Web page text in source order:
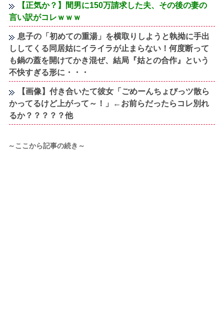
【正気か？】間男に150万請求した夫、その後の妻の
言い訳がコレｗｗｗ
息子の「初めての重湯」を横取りしようと執拗に手出
ししてくる同居姑にイライラが止まらない！何度断って
も鍋の蓋を開けてかき混ぜ、結局『姑との合作』という
不快すぎる形に・・・
【画像】付き合いたて彼女「ごめーんちょびっツ散ら
かってるけど上がって～！」←お前らだったらコレ別れ
るか？？？？？他
～ここから記事の続き～